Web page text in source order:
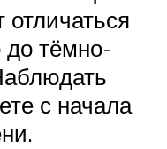
отличаться
до тёмно-
с начала